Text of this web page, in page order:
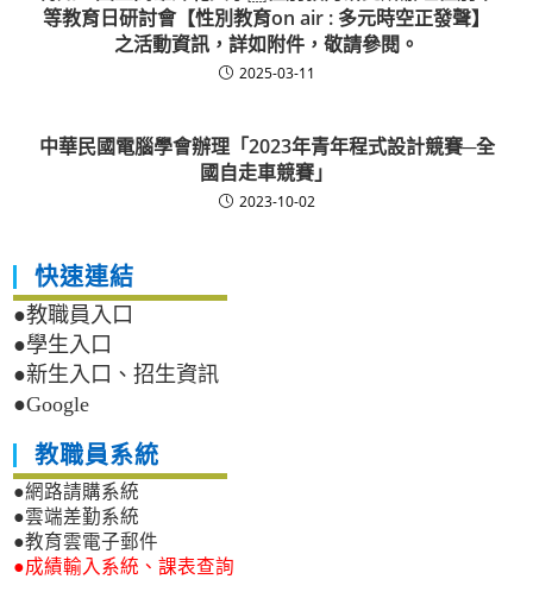
等教育日研討會【性別教育on air : 多元時空正發聲】
之活動資訊，詳如附件，敬請參閱。
2025-03-11
中華民國電腦學會辦理「2023年青年程式設計競賽─全
國自走車競賽」
2023-10-02
快速連結
●教職員入口
●學生入口
●新生入口、招生資訊
●Google
教職員系統
●網路請購系統
●雲端差勤系統
●教育雲電子郵件
●成績輸入系統、課表查詢